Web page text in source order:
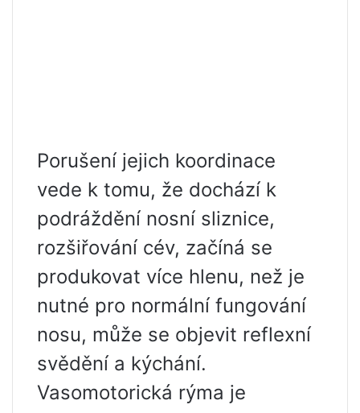
Porušení jejich koordinace
vede k tomu, že dochází k
podráždění nosní sliznice,
rozšiřování cév, začíná se
produkovat více hlenu, než je
nutné pro normální fungování
nosu, může se objevit reflexní
svědění a kýchání.
Vasomotorická rýma je